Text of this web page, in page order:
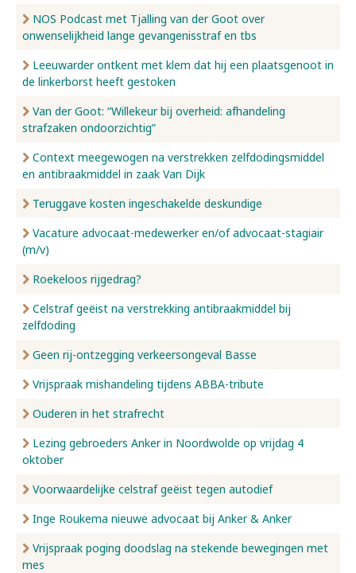
NOS Podcast met Tjalling van der Goot over
onwenselijkheid lange gevangenisstraf en tbs
Leeuwarder ontkent met klem dat hij een plaatsgenoot in
de linkerborst heeft gestoken
Van der Goot: “Willekeur bij overheid: afhandeling
strafzaken ondoorzichtig”
Context meegewogen na verstrekken zelfdodingsmiddel
en antibraakmiddel in zaak Van Dijk
Teruggave kosten ingeschakelde deskundige
Vacature advocaat-medewerker en/of advocaat-stagiair
(m/v)
Roekeloos rijgedrag?
Celstraf geëist na verstrekking antibraakmiddel bij
zelfdoding
Geen rij-ontzegging verkeersongeval Basse
Vrijspraak mishandeling tijdens ABBA-tribute
Ouderen in het strafrecht
Lezing gebroeders Anker in Noordwolde op vrijdag 4
oktober
Voorwaardelijke celstraf geëist tegen autodief
Inge Roukema nieuwe advocaat bij Anker & Anker
Vrijspraak poging doodslag na stekende bewegingen met
mes